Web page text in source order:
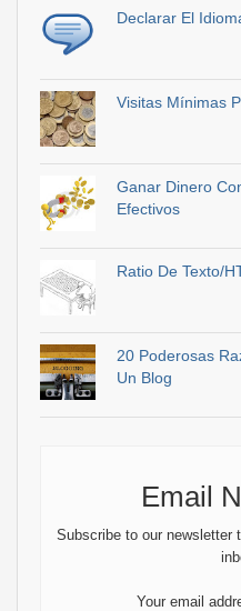
Declarar El
Visitas Mínimas
Ganar Dinero
Efectivos
Ratio De Texto/
20 Poderosas
Un Blog
Email
Subscribe to our newsletter
Your email